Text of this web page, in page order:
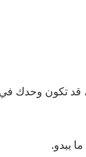
قد تكون وحدك